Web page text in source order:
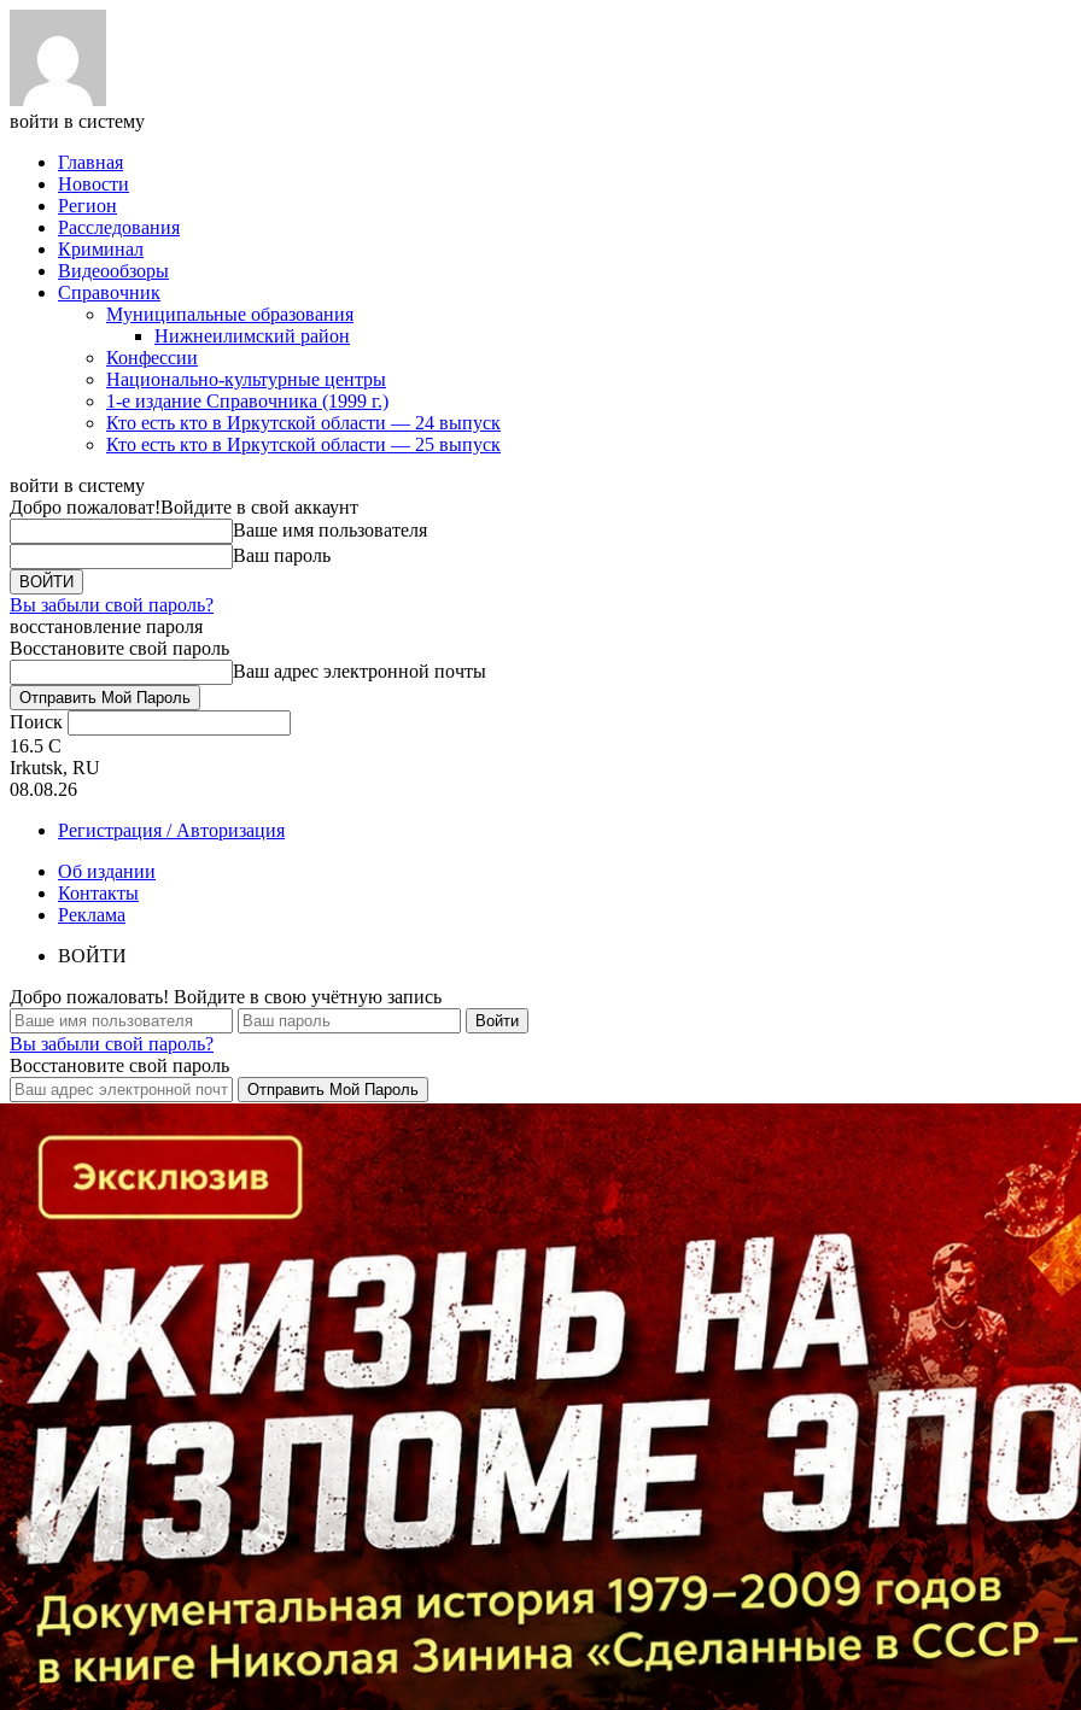
войти в систему
Главная
Новости
Регион
Расследования
Криминал
Видеообзоры
Справочник
Муниципальные образования
Нижнеилимский район
Конфессии
Национально-культурные центры
1-е издание Справочника (1999 г.)
Кто есть кто в Иркутской области — 24 выпуск
Кто есть кто в Иркутской области — 25 выпуск
войти в систему
Добро пожаловат!Войдите в свой аккаунт
Ваше имя пользователя
Ваш пароль
Вы забыли свой пароль?
восстановление пароля
Восстановите свой пароль
Ваш адрес электронной почты
Поиск
16.5 C
Irkutsk, RU
08.08.26
Регистрация / Авторизация
Об издании
Контакты
Реклама
ВОЙТИ
Добро пожаловать! Войдите в свою учётную запись
Вы забыли свой пароль?
Восстановите свой пароль
Кто есть кто в Байкальском регионе